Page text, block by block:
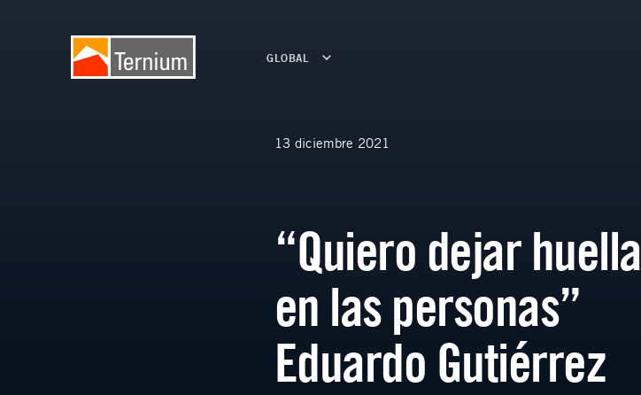
GLOBAL
13 diciembre 2021
“Quiero dejar huella
en las personas”
Eduardo Gutiérrez